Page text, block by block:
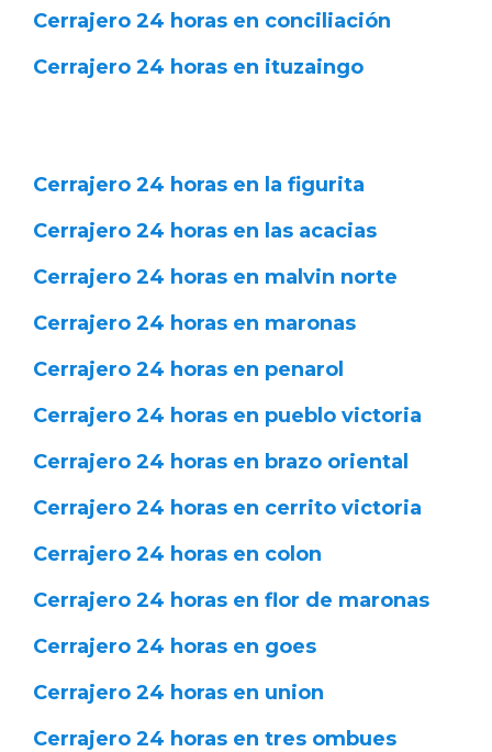
Cerrajero 24 horas en conciliación
Cerrajero 24 horas en ituzaingo
Cerrajero 24 horas en la figurita
Cerrajero 24 horas en las acacias
Cerrajero 24 horas en malvin norte
Cerrajero 24 horas en maronas
Cerrajero 24 horas en penarol
Cerrajero 24 horas en pueblo victoria
Cerrajero 24 horas en brazo oriental
Cerrajero 24 horas en cerrito victoria
Cerrajero 24 horas en colon
Cerrajero 24 horas en flor de maronas
Cerrajero 24 horas en goes
Cerrajero 24 horas en union
Cerrajero 24 horas en tres ombues